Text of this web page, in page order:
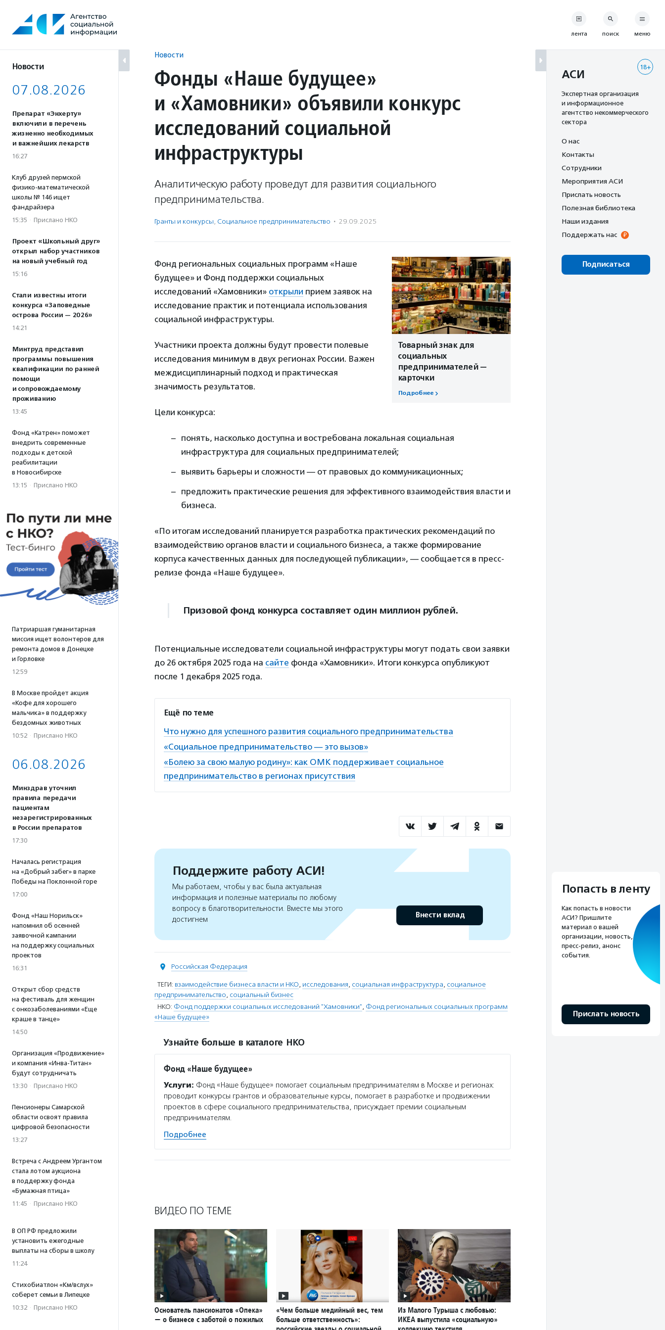
содержанию
Новости
07.08.2026
Препарат «Энхерту»
включили в перечень
жизненно необходимых
и важнейших лекарств
16:27
Клуб друзей пермской
физико-математической
школы № 146 ищет
фандрайзера
15:35 · Прислано НКО
Проект «Школьный друг»
открыл набор участников
на новый учебный год
15:16
Стали известны итоги
конкурса «Заповедные
острова России — 2026»
14:21
Минтруд представил
программы повышения
квалификации по ранней
помощи
и сопровождаемому
проживанию
13:45
Фонд «Катрен» поможет
внедрить современные
подходы к детской
реабилитации
в Новосибирске
13:15 · Прислано НКО
Патриаршая гуманитарная
миссия ищет волонтеров для
ремонта домов в Донецке
и Горловке
12:59
В Москве пройдет акция
«Кофе для хорошего
мальчика» в поддержку
бездомных животных
10:52 · Прислано НКО
06.08.2026
Минздрав уточнил
правила передачи
пациентам
незарегистрированных
в России препаратов
17:30
Началась регистрация
на «Добрый забег» в парке
Победы на Поклонной горе
17:00
Фонд «Наш Норильск»
напомнил об осенней
заявочной кампании
на поддержку социальных
проектов
16:31
Открыт сбор средств
на фестиваль для женщин
с онкозаболеваниями «Еще
краше в танце»
14:50
Организация «Продвижение»
и компания «Инва-Титан»
будут сотрудничать
13:30 · Прислано НКО
Пенсионеры Самарской
области освоят правила
цифровой безопасности
13:27
Встреча с Андреем Ургантом
стала лотом аукциона
в поддержку фонда
«Бумажная птица»
11:45 · Прислано НКО
В ОП РФ предложили
установить ежегодные
выплаты на сборы в школу
11:24
Стихобиатлон «Км/вслух»
соберет семьи в Липецке
10:32 · Прислано НКО
Новости
Фонды «Наше будущее»
и «Хамовники» объявили конкурс
исследований социальной
инфраструктуры
Аналитическую работу проведут для развития социального
предпринимательства.
Гранты и конкурсы, Социальное предпри­нима­тель­ство · 29.09.2025
Товарный знак для
социальных
предпринимателей —
карточки
Подробнее
Фонд региональных социальных программ «Наше
будущее» и Фонд поддержки социальных
исследований «Хамовники» открыли прием заявок на
исследование практик и потенциала использования
социальной инфраструктуры.
Участники проекта должны будут провести полевые
исследования минимум в двух регионах России. Важен
междисциплинарный подход и практическая
значимость результатов.
Цели конкурса:
понять, насколько доступна и востребована локальная социальная
инфраструктура для социальных предпринимателей;
выявить барьеры и сложности — от правовых до коммуникационных;
предложить практические решения для эффективного взаимодействия власти и
бизнеса.
«По итогам исследований планируется разработка практических рекомендаций по
взаимодействию органов власти и социального бизнеса, а также формирование
корпуса качественных данных для последующей публикации», — сообщается в пресс-
релизе фонда «Наше будущее».
Призовой фонд конкурса составляет один миллион рублей.
Потенциальные исследователи социальной инфраструктуры могут подать свои заявки
до 26 октября 2025 года на сайте фонда «Хамовники». Итоги конкурса опубликуют
после 1 декабря 2025 года.
Ещё по теме
Что нужно для успешного развития социального предпринимательства
«Социальное предпринимательство — это вызов»
«Болею за свою малую родину»: как ОМК поддерживает социальное
предпринимательство в регионах присутствия
Поддержите работу АСИ!
Мы работаем, чтобы у вас была актуальная
информация и полезные материалы по любому
вопросу в благотворительности. Вместе мы этого
достигнем
Внести вклад
Российская Федерация
ТЕГИ: взаимодействие бизнеса власти и НКО, исследования, социальная инфраструктура, социальное
предпринимательство, социальный бизнес
НКО: Фонд поддержки социальных исследований "Хамовники", Фонд региональных социальных программ
«Наше будущее»
Узнайте больше в каталоге НКО
Фонд «Наше будущее»
Услуги: Фонд «Наше будущее» помогает социальным предпринимателям в Москве и регионах:
проводит конкурсы грантов и образовательные курсы, помогает в разработке и продвижении
проектов в сфере социального предпринимательства, присуждает премии социальным
предпринимателям.
Подробнее
ВИДЕО ПО ТЕМЕ
Основатель пансионатов «Опека»
— о бизнесе с заботой о пожилых
«Чем больше медийный вес, тем
больше ответственность»:
Из Малого Турыша с любовью:
ИКЕА выпустила «социальную»
лента поиск меню
18+
АСИ
Экспертная организация
и информационное
агентство некоммерческого
сектора
О нас
Контакты
Сотрудники
Мероприятия АСИ
Прислать новость
Полезная библиотека
Наши издания
Поддержать нас
Подписаться
Попасть в ленту
Как попасть в новости
АСИ? Пришлите
материал о вашей
организации, новость,
пресс-релиз, анонс
события.
Прислать новость